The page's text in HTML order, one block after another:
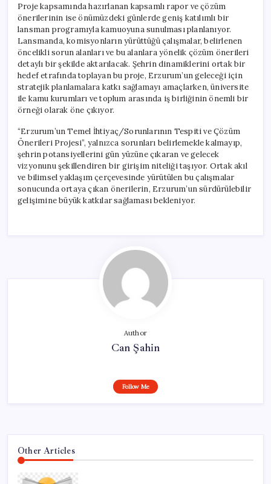
Proje kapsamında hazırlanan kapsamlı rapor ve çözüm
önerilerinin ise önümüzdeki günlerde geniş katılımlı bir
lansman programıyla kamuoyuna sunulması planlanıyor.
Lansmanda, komisyonların yürüttüğü çalışmalar, belirlenen
öncelikli sorun alanları ve bu alanlara yönelik çözüm önerileri
detaylı bir şekilde aktarılacak. Şehrin dinamiklerini ortak bir
hedef etrafında toplayan bu proje, Erzurum’un geleceği için
stratejik planlamalara katkı sağlamayı amaçlarken, üniversite
ile kamu kurumları ve toplum arasında iş birliğinin önemli bir
örneği olarak öne çıkıyor.
“Erzurum’un Temel İhtiyaç/Sorunlarının Tespiti ve Çözüm
Önerileri Projesi”, yalnızca sorunları belirlemekle kalmayıp,
şehrin potansiyellerini gün yüzüne çıkaran ve gelecek
vizyonunu şekillendiren bir girişim niteliği taşıyor. Ortak akıl
ve bilimsel yaklaşım çerçevesinde yürütülen bu çalışmalar
sonucunda ortaya çıkan önerilerin, Erzurum’un sürdürülebilir
gelişimine büyük katkılar sağlaması bekleniyor.
Author
Can Şahin
Follow Me
Other Articles